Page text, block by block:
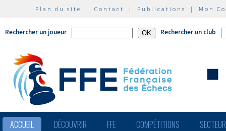
Plan du site | Contact | Publications | Mon
Rechercher un joueur Rechercher un club
ACCUEIL DÉCOUVRIR FFE COMPÉTITIONS